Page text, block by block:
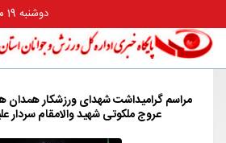
دوشنبه 19 مرداد 1405
مراسم گرامیداشت شهدای ورزشکار همدان
عروج ملکوتی شهید والامقام سردار